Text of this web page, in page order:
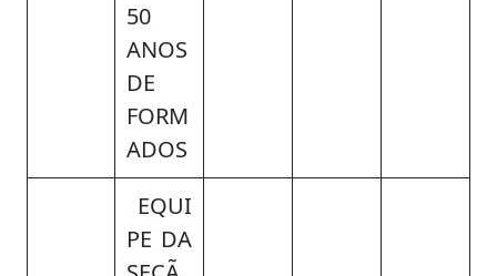
50
ANOS
DE
FORM
ADOS
EQUI
PE DA